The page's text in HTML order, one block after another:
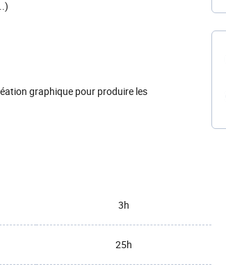
graphique pour produire les
3h
25h